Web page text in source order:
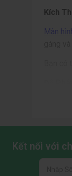
Kích
Màn
Kết nối với